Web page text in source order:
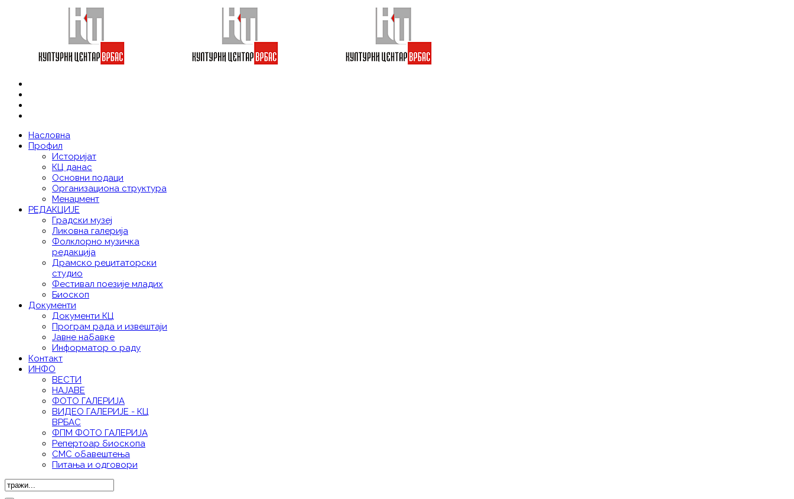
Насловна
Профил
Историјат
КЦ данас
Основни подаци
Организациона структура
Менаџмент
РЕДАКЦИЈЕ
Градски музеј
Ликовна галерија
Фолклорно музичка
редакција
Драмско рецитаторски
студио
Фестивал поезије младих
Биоскоп
Документи
Документи КЦ
Програм рада и извештаји
Јавне набавке
Информатор о раду
Контакт
ИНФО
ВЕСТИ
НАЈАВЕ
ФОТО ГАЛЕРИЈА
ВИДЕО ГАЛЕРИЈE - КЦ
ВРБАС
ФПМ ФОТО ГАЛЕРИЈА
Репертоар биоскопа
СМС обавештења
Питања и одговори